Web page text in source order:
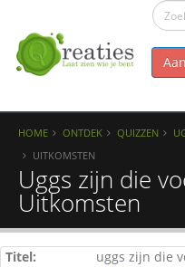
HOME ONTDEK QUIZZEN
UITKOMSTEN
Uggs zijn die
Uitkomsten
Titel:
uggs zijn die